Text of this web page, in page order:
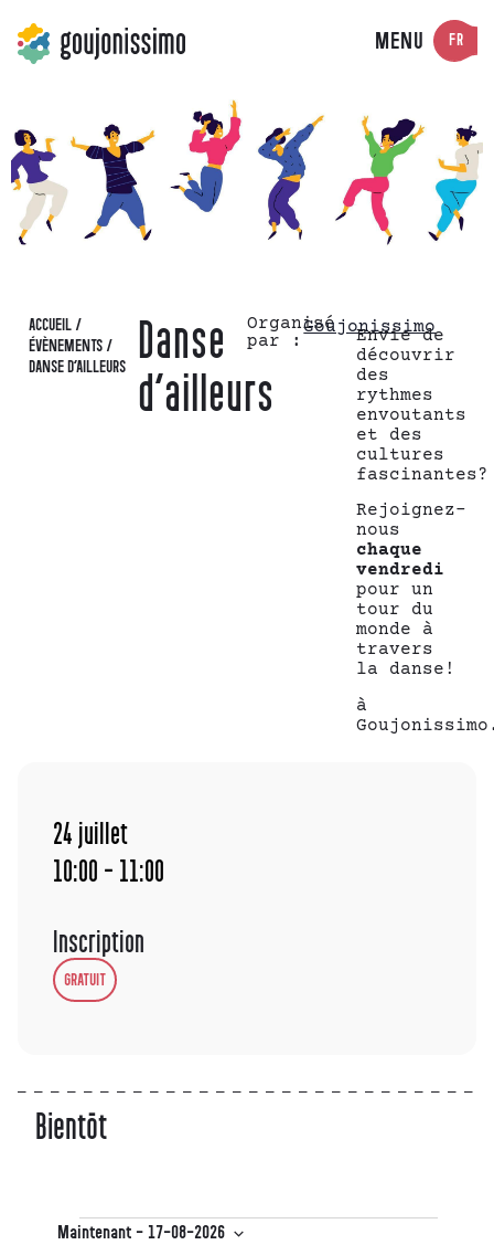
MENU FR
ACCUEIL /
ÉVÈNEMENTS /
DANSE D’AILLEURS
Danse
d’ailleurs
Organisé
par :
Goujonissimo
Envie de
découvrir
des
rythmes
envoutants
et des
cultures
fascinantes?
Rejoignez-
nous
chaque
vendredi
pour un
tour du
monde à
travers
la danse!
à
24 juillet
10:00 - 11:00
Inscription
GRATUIT
Bientôt
Maintenant - 17-08-2026